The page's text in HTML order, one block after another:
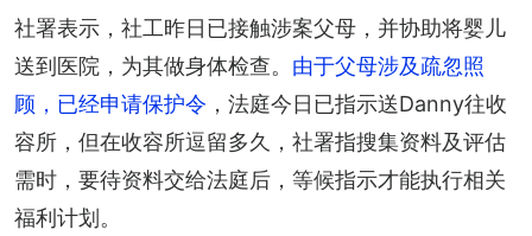
社署表示，社工昨日已接触涉案父母，并协助将婴儿
送到医院，为其做身体检查。 由于父母涉及疏忽照
顾，已经申请保护令 ，法庭今日已指示送Danny往收
容所，但在收容所逗留多久，社署指搜集资料及评估
需时，要待资料交给法庭后，等候指示才能执行相关
福利计划。